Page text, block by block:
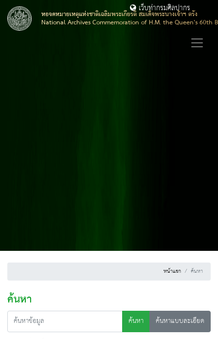
หอจดหมายเหตุแห่งชาติเฉลิมพระเกียรติ สมเด็จพระนางเจ้าฯ ตรัง
National Archives Commemoration of H.M. the Queen's 60th
เว็บท่ากรมศิลปากร
หน้าแรก ค้นหา
ค้นหา
ค้นหา
ค้นหาแบบละเอียด